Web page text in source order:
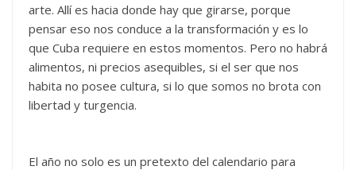
arte. Allí es hacia donde hay que girarse, porque
pensar eso nos conduce a la transformación y es lo
que Cuba requiere en estos momentos. Pero no habrá
alimentos, ni precios asequibles, si el ser que nos
habita no posee cultura, si lo que somos no brota con
libertad y turgencia.
El año no solo es un pretexto del calendario para